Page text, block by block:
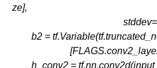
ze],
b2 =